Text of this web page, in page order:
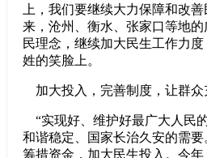
上，我们要继续大力保障和改
来，沧州、衡水、张家口等地
民理念，继续加大民生工作力
姓的笑脸上。
加大投入，完善制度，让群众
“实现好、维护好最广大人民
和谐稳定、国家长治久安的需
筹措资金，加大民生投入。今